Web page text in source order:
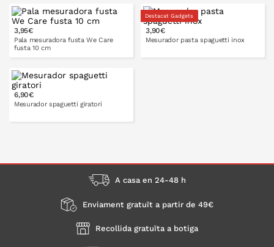
A LA CISTELLA
3xmini
3,95€
Pala mesuradora fusta We Care
fusta 10 cm
A LA CISTELLA
Destacat Gadgets
3,90€
Mesurador pasta spaguetti inox
6,90€
Mesurador spaguetti giratori
A LA CISTELLA
A casa en 24-48 h
Enviament gratuït a partir de 49€
Recollida gratuïta a botiga